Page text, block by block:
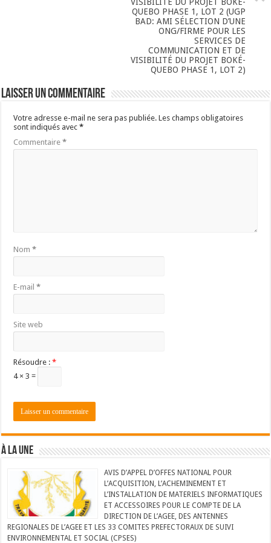
QUEBO PHASE 1, LOT 2 (UGP
BAD: AMI SÉLECTION D’UNE
ONG/FIRME POUR LES
SERVICES DE
COMMUNICATION ET DE
VISIBILITÉ DU PROJET BOKÉ-
QUEBO PHASE 1, LOT 2)
Laisser un commentaire
Votre adresse e-mail ne sera pas publiée. Les champs obligatoires
sont indiqués avec*
Commentaire*
Nom*
E-mail*
Site web
Résoudre :*
4 × 3 =
À LA UNE
AVIS D’APPEL D’OFFES NATIONAL POUR
L’ACQUISITION, L’ACHEMINEMENT ET
L’INSTALLATION DE MATERIELS INFORMATIQUES
ET ACCESSOIRES POUR LE COMPTE DE LA
DIRECTION DE L’AGEE, DES ANTENNES
REGIONALES DE L’AGEE ET LES 33 COMITES PREFECTORAUX DE SUIVI
ENVIRONNEMENTAL ET SOCIAL (CPSES)